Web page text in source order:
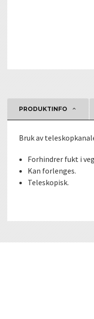
PRODUKTINFO
Bruk av
Forhindrer fukt i
Kan forlenges.
Teleskopisk.